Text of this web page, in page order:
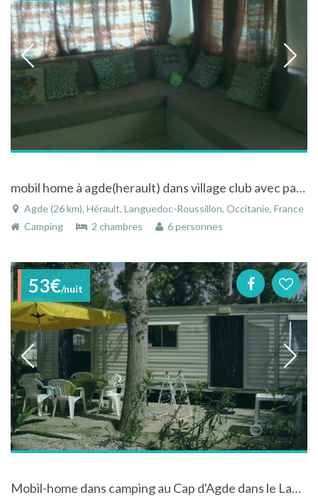
mobil home à agde(herault) dans village club avec parc aquatique et bord de mer
Agde (26 km), Hérault, Languedoc-Roussillon, Occitanie, France
Camping
2 chambres 6 personnes
53€/nuit
Mobil-home dans camping au Cap d'Agde dans le Languedoc Roussillon